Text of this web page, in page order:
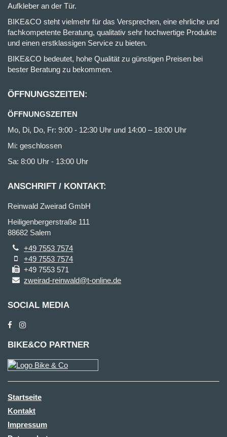
Aufkleber an der Tür.
BIKE&CO steht vielmehr für das Versprechen, eine ehrliche und
fachkompetente Beratung, qualitativ sehr hochwertige Produkte
und einen erstklassigen Service zu bieten.
BIKE&CO bedeutet, hohe Qualität zu günstigen Preisen bei
bester Beratung zu bekommen.
ÖFFNUNGSZEITEN:
ÖFFNUNGSZEITEN
Mo, Di, Do, Fr: 9:00 - 12:30 Uhr und 14:00 – 18:00 Uhr
Mi: geschlossen
Sa: 8:00 Uhr - 13:00 Uhr
ANSCHRIFT / KONTAKT:
Reinwald Zweirad GmbH
Heiligenbergerstraße 111
88682 Salem
+49 7553 7574
+49 7553 7574
+49 7553 571
zweirad-reinwald@t-online.de
SOCIAL MEDIA
BIKE&CO PARTNER
Startseite
Kontakt
Impressum